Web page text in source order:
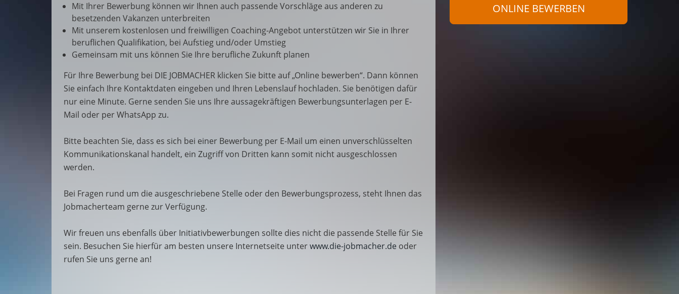
Mit Ihrer Bewerbung können wir Ihnen auch passende Vorschläge aus anderen zu
besetzenden Vakanzen unterbreiten
Mit unserem kostenlosen und freiwilligen Coaching-Angebot unterstützen wir Sie in Ihrer
beruflichen Qualifikation, bei Aufstieg und/oder Umstieg
Gemeinsam mit uns können Sie Ihre berufliche Zukunft planen
Für Ihre Bewerbung bei DIE JOBMACHER klicken Sie bitte auf „Online bewerben“. Dann können
Sie einfach Ihre Kontaktdaten eingeben und Ihren Lebenslauf hochladen. Sie benötigen dafür
nur eine Minute. Gerne senden Sie uns Ihre aussagekräftigen Bewerbungsunterlagen per E-
Mail oder per WhatsApp zu.
Bitte beachten Sie, dass es sich bei einer Bewerbung per E-Mail um einen unverschlüsselten
Kommunikationskanal handelt, ein Zugriff von Dritten kann somit nicht ausgeschlossen
werden.
Bei Fragen rund um die ausgeschriebene Stelle oder den Bewerbungsprozess, steht Ihnen das
Jobmacherteam gerne zur Verfügung.
Wir freuen uns ebenfalls über Initiativbewerbungen sollte dies nicht die passende Stelle für Sie
sein. Besuchen Sie hierfür am besten unsere Internetseite unterwww.die-jobmacher.de oder
rufen Sie uns gerne an!
ONLINE BEWERBEN